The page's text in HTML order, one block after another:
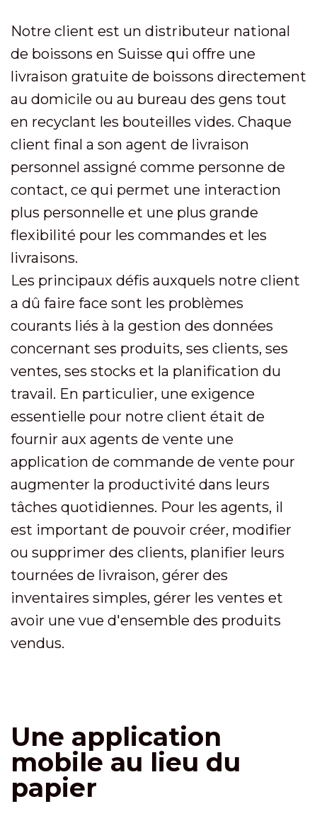
Notre client est un distributeur national
de boissons en Suisse qui offre une
livraison gratuite de boissons directement
au domicile ou au bureau des gens tout
en recyclant les bouteilles vides. Chaque
client final a son agent de livraison
personnel assigné comme personne de
contact, ce qui permet une interaction
plus personnelle et une plus grande
flexibilité pour les commandes et les
livraisons.
Les principaux défis auxquels notre client
a dû faire face sont les problèmes
courants liés à la gestion des données
concernant ses produits, ses clients, ses
ventes, ses stocks et la planification du
travail. En particulier, une exigence
essentielle pour notre client était de
fournir aux agents de vente une
application de commande de vente pour
augmenter la productivité dans leurs
tâches quotidiennes. Pour les agents, il
est important de pouvoir créer, modifier
ou supprimer des clients, planifier leurs
tournées de livraison, gérer des
inventaires simples, gérer les ventes et
avoir une vue d'ensemble des produits
vendus.
Une application
mobile au lieu du
papier